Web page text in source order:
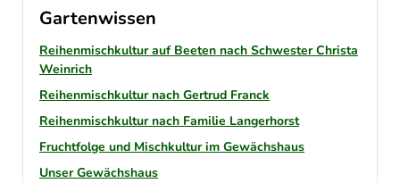
Gartenwissen
Reihenmischkultur auf Beeten nach Schwester Christa
Weinrich
Reihenmischkultur nach Gertrud Franck
Reihenmischkultur nach Familie Langerhorst
Fruchtfolge und Mischkultur im Gewächshaus
Unser Gewächshaus